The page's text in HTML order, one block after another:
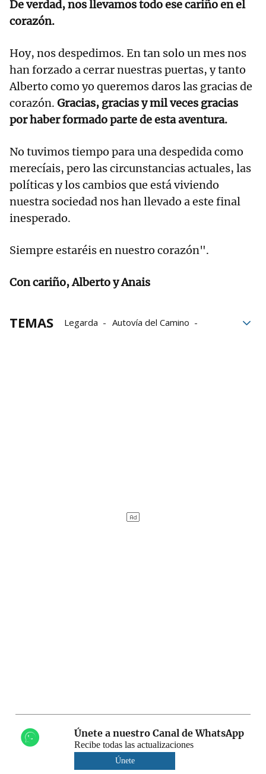
De verdad, nos llevamos todo ese cariño en el
corazón.
Hoy, nos despedimos. En tan solo un mes nos
han forzado a cerrar nuestras puertas, y tanto
Alberto como yo queremos daros las gracias de
corazón. Gracias, gracias y mil veces gracias
por haber formado parte de esta aventura.
No tuvimos tiempo para una despedida como
merecíais, pero las circunstancias actuales, las
políticas y los cambios que está viviendo
nuestra sociedad nos han llevado a este final
inesperado.
Siempre estaréis en nuestro corazón".
Con cariño, Alberto y Anais
TEMAS Legarda
Autovía del Camino
Únete a nuestro Canal de WhatsApp
Recibe todas las actualizaciones
Únete